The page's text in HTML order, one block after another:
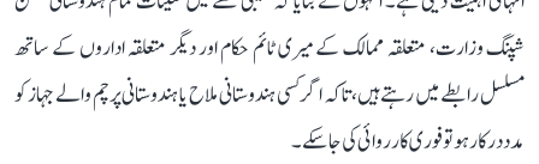
شپنگ وزارت، متعلقہ ممالک کے میری ٹائم حکام اور دیگر متعلقہ اداروں کے ساتھ
مسلسل رابطے میں رہتے ہیں، تاکہ اگر کسی ہندوستانی ملاح یا ہندوستانی پرچم والے جہاز کو
مدد درکار ہو تو فوری کارروائی کی جا سکے۔